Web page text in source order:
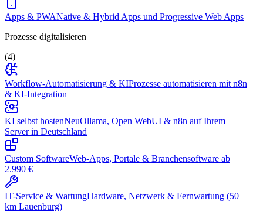
Apps & PWANative & Hybrid Apps und Progressive Web Apps
Prozesse digitalisieren
(4)
Workflow-Automatisierung & KIProzesse automatisieren mit n8n
& KI-Integration
KI selbst hostenNeuOllama, Open WebUI & n8n auf Ihrem
Server in Deutschland
Custom SoftwareWeb-Apps, Portale & Branchensoftware ab
2.990 €
IT-Service & WartungHardware, Netzwerk & Fernwartung (50
km Lauenburg)